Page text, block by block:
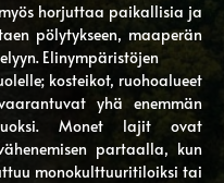
horjuttaa paikallisia ja
pölytykseen, maaperän
Elinympäristöjen
kosteikot, ruohoalueet
yhä enemmän
Monet lajit ovat
partaalla, kun
monokulttuuritiloiksi tai